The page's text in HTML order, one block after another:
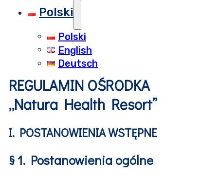
Polski
Polski
English
Deutsch
REGULAMIN OŚRODKA
„Natura Health Resort”
I. POSTANOWIENIA WSTĘPNE
§ 1. Postanowienia ogólne